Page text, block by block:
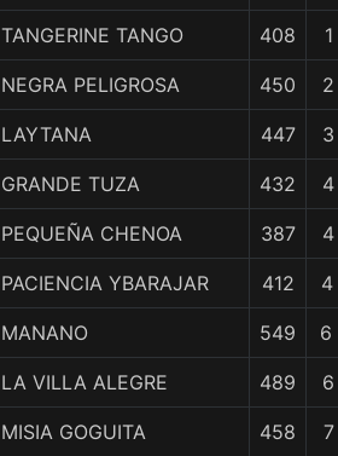
TANGERINE TANGO 408
NEGRA PELIGROSA 450
LAYTANA 447
GRANDE TUZA 432
PEQUEÑA CHENOA 387
PACIENCIA YBARAJAR 412
MANANO 549 6
LA VILLA ALEGRE 489
MISIA GOGUITA 458